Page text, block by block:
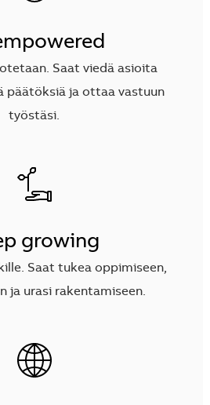
Saat viedä asioita
päätöksiä ja ottaa vastuun
työstäsi.
growing
Saat tukea oppimiseen,
ja urasi rakentamiseen.